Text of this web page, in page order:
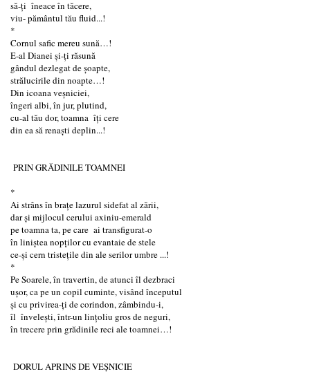
să-ți îneace în tăcere,
viu- pământul tău fluid...!
*
Cornul safic mereu sună…!
E-al Dianei şi-ţi răsună
gândul dezlegat de şoapte,
strălucirile din noapte…!
Din icoana veșniciei,
îngeri albi, în jur, plutind,
cu-al tău dor, toamna îți cere
din ea să renaşti deplin...!
PRIN GRĂDINILE TOAMNEI
*
Ai strâns în braţe lazurul sidefat al zării,
dar şi mijlocul cerului axiniu-emerald
pe toamna ta, pe care ai transfigurat-o
în liniștea nopţilor cu evantaie de stele
ce-și cern tristețile din ale serilor umbre ...!
*
Pe Soarele, în travertin, de atunci îl dezbraci
uşor, ca pe un copil cuminte, visând începutul
și cu privirea-ți de corindon, zâmbindu-i,
îl învelești, într-un linţoliu gros de neguri,
în trecere prin grădinile reci ale toamnei…!
DORUL APRINS DE VEŞNICIE